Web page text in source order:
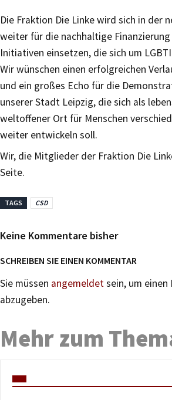
Die Fraktion Die Linke wird sich in der
weiter für die nachhaltige Finanzierung
Initiativen einsetzen, die sich um
Wir wünschen einen erfolgreichen
und ein großes Echo für die
unserer Stadt Leipzig, die sich als
weltoffener Ort für Menschen
weiter entwickeln soll.
Wir, die Mitglieder der Fraktion Die
Seite.
TAGS CSD
Keine Kommentare bisher
SCHREIBEN SIE EINEN KOMMENTAR
Sie müssen angemeldetsein, um
abzugeben.
Mehr zum